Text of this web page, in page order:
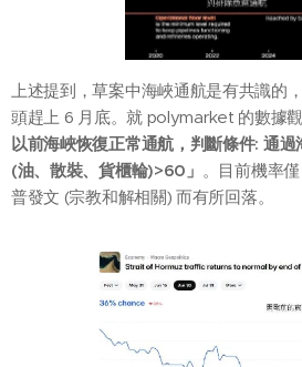
上述提到，草案中海峽通航是有共識的
頭趕上 6 月底。就 polymarket 的數據
以前海峽恢復正常通航，判斷條件: 通
(油、散裝、貨櫃輪)>60」 。目前機率
普發文 (宗教和解相關) 而有所回落。